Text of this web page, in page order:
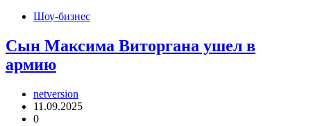
Шоу-бизнес
Сын Максима Виторгана ушел в
армию
netversion
11.09.2025
0